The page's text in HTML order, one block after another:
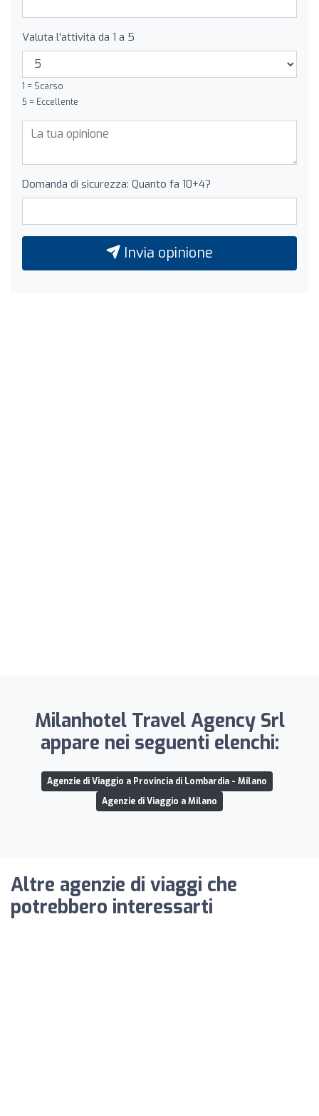
Valuta l'attività da 1 a 5
1 = Scarso
5 = Eccellente
Domanda di sicurezza: Quanto fa 10+4?
Invia opinione
Milanhotel Travel Agency Srl
appare nei seguenti elenchi:
Agenzie di Viaggio a Provincia di Lombardia - Milano
Agenzie di Viaggio a Milano
Altre agenzie di viaggi che
potrebbero interessarti